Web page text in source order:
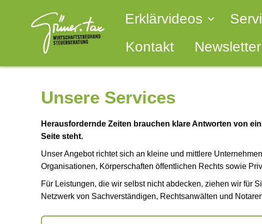
Erklärvideos
Kontakt
Newsletter
Unsere Services
Herausfordernde Zeiten brauchen klare Antworten von
Seite steht.
Unser Angebot richtet sich an kleine und mittlere
Organisationen, Körperschaften öffentlichen Rechts sowie
Für Leistungen, die wir selbst nicht abdecken, ziehen wir für
Netzwerk von Sachverständigen, Rechtsanwälten und